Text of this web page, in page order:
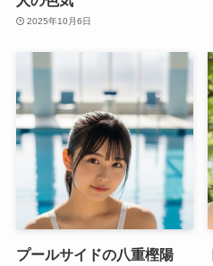
2025年10月6日
プールサイドの八重樫陽